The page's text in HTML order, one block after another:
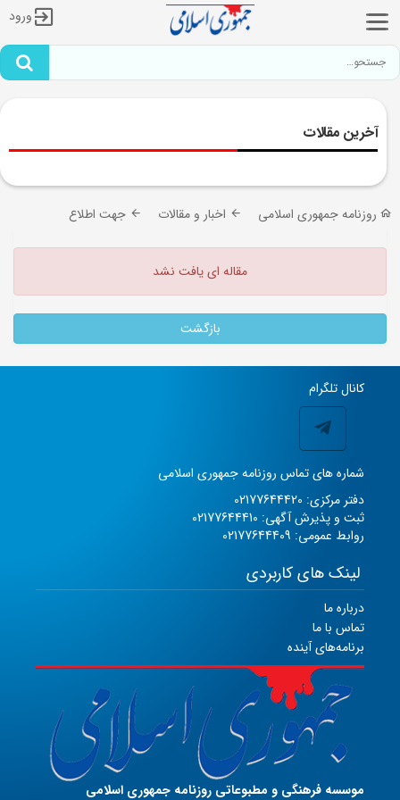
ورود
آخرین مقالات
جهت اطلاع اخبار و مقالات روزنامه جمهوری اسلامی
مقاله ای یافت نشد
بازگشت
کانال تلگرام
شماره های تماس روزنامه جمهوری اسلامی
دفتر مرکزی: 02177644420
ثبت و پذیرش آگهی: 02177644410
روابط عمومی: 02177644409
لینک های کاربردی
درباره ما
تماس با ما
برنامه‌های آینده
موسسه فرهنگی و مطبوعاتی روزنامه جمهوری اسلامی